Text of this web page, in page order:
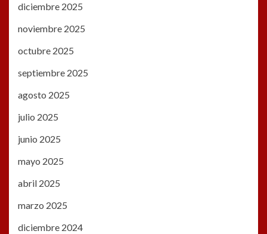
diciembre 2025
noviembre 2025
octubre 2025
septiembre 2025
agosto 2025
julio 2025
junio 2025
mayo 2025
abril 2025
marzo 2025
diciembre 2024